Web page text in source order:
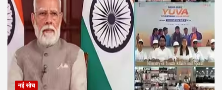
नई सोच